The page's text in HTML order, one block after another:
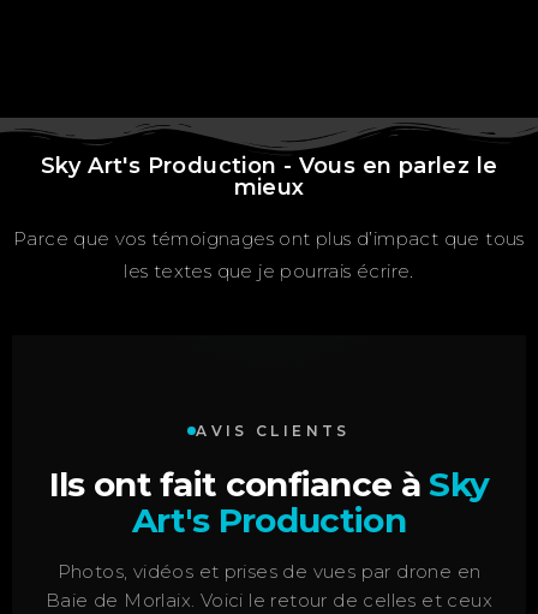
Sky Art's Production - Vous en parlez le
mieux
Parce que vos témoignages ont plus d’impact que tous
les textes que je pourrais écrire.
AVIS CLIENTS
Ils ont fait confiance àSky
Art's Production
Photos, vidéos et prises de vues par drone en
Baie de Morlaix. Voici le retour de celles et ceux